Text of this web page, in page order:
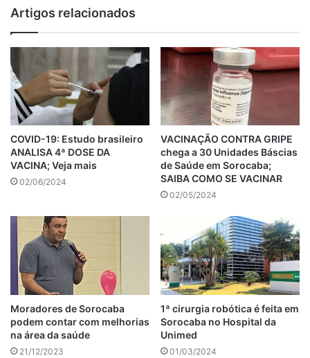
Artigos relacionados
COVID-19: Estudo brasileiro
ANALISA 4ª DOSE DA
VACINA; Veja mais
02/06/2024
VACINAÇÃO CONTRA GRIPE
chega a 30 Unidades Báscias
de Saúde em Sorocaba;
SAIBA COMO SE VACINAR
02/05/2024
Moradores de Sorocaba
podem contar com melhorias
na área da saúde
21/12/2023
1ª cirurgia robótica é feita em
Sorocaba no Hospital da
Unimed
01/03/2024